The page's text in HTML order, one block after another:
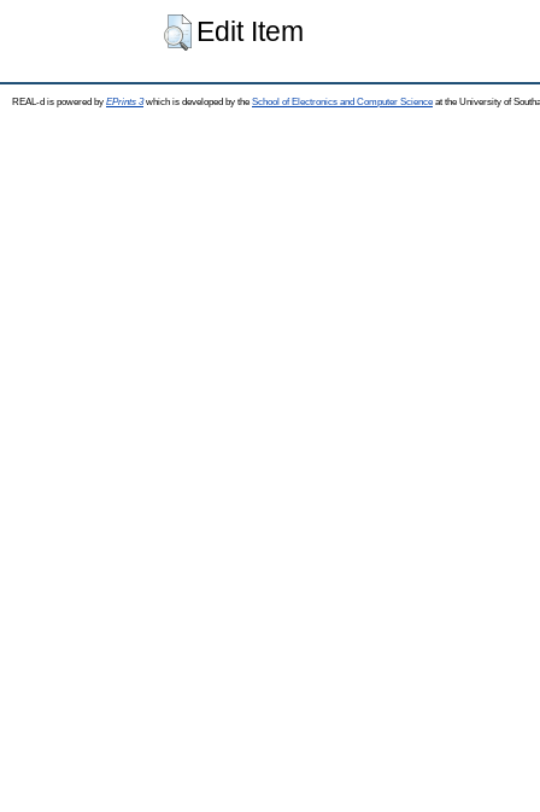
Edit Item
REAL-d is powered by EPrints 3which is developed by the School of Electronics and Computer Science at the University of